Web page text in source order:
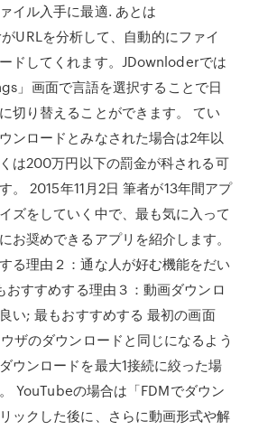
イル入手に最適. あとは
URLを分析して、自動的にファイ
ドしてくれます。JDownloderでは
」画面で言語を選択することで日
切り替えることができます。 てい
ンロードとみなされた場合は2年以
は200万円以下の罰金が科される可
。 2015年11月2日 筆者が13年間アプ
ズをしていく中で、最も気に入って
お奨めできるアプリを紹介します。
る理由２：通な人が好む機能をだい
おすすめする理由３：動画ダウンロ
い; 最もおすすめする 最初の画面
ザのダウンロードと同じになるよう
ウンロードを最大1接続に絞った場
YouTubeの場合は「FDMでダウン
ックした後に、さらに動画形式や解